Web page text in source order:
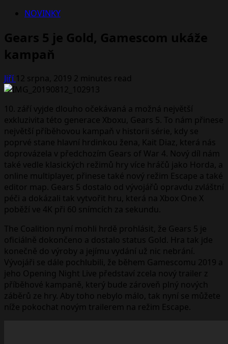
NOVINKY
Gears 5 je Gold, Gamescom ukáže
kampaň
Jiří 12 srpna, 2019 2 minutes read
10. září vyjde dlouho očekávaná a možná největší
exkluzivita této generace Xboxu, Gears 5. To nám přinese
největší příběhovou kampaň v historii série, kdy se
poprvé stane hlavní hrdinkou žena, Kait Diaz, která nás
doprovázela v předchozím Gears of War 4. Nový díl nám
také vedle klasických režimů hry více hráčů jako Horda, a
online multiplayer, přinese také nový režim Escape a také
editor map. Gears 5 dostalo od vývojářů opravdu zvláštní
péči a dokázali tak vytvořit hru, která na Xbox One X
poběží ve 4K při 60 snímcích za sekundu.
The Coalition nyní mohli hrdě prohlásit, že Gears 5 je
oficiálně dokončeno a dostalo status Gold. Hra tak jde
konečně do výroby a jejímu vydání už nic nebrání.
Vývojáři se dále pochlubili, že během Gamescomu 2019 a
jeho Opening Night Live představí zcela nový trailer z
příběhové kampaně, který bude zároveň plný nových
záběrů ze hry. Aby toho nebylo málo, tak nyní se můžete
níže pokochat novým trailerem na režim Escape.